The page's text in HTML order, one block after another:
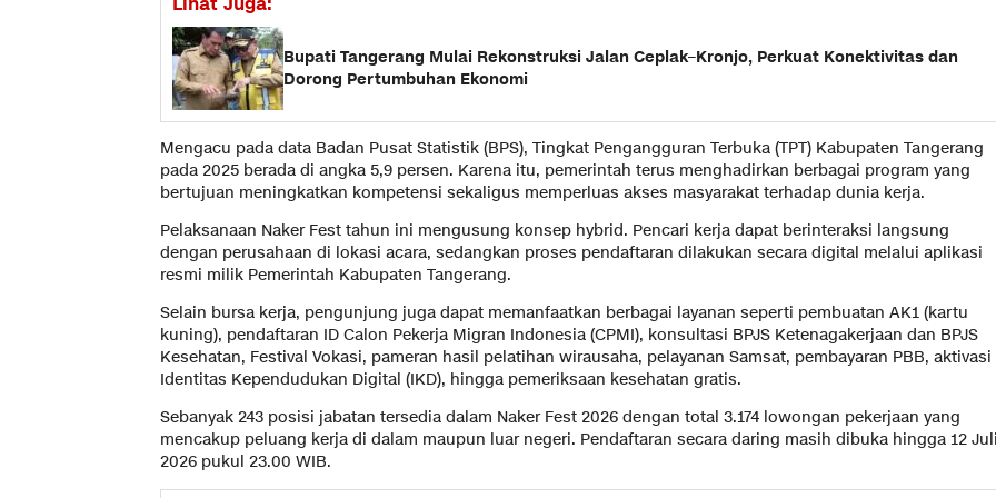
Bupati Tangerang Mulai Rekonstruksi Jalan Ceplak–Kronjo, Perkuat Konektivitas dan
Dorong Pertumbuhan Ekonomi
Mengacu pada data Badan Pusat Statistik (BPS), Tingkat Pengangguran Terbuka (TPT) Kabupaten Tangerang
pada 2025 berada di angka 5,9 persen. Karena itu, pemerintah terus menghadirkan berbagai program yang
bertujuan meningkatkan kompetensi sekaligus memperluas akses masyarakat terhadap dunia kerja.
Pelaksanaan Naker Fest tahun ini mengusung konsep hybrid. Pencari kerja dapat berinteraksi langsung
dengan perusahaan di lokasi acara, sedangkan proses pendaftaran dilakukan secara digital melalui aplikasi
resmi milik Pemerintah Kabupaten Tangerang.
Selain bursa kerja, pengunjung juga dapat memanfaatkan berbagai layanan seperti pembuatan AK1 (kartu
kuning), pendaftaran ID Calon Pekerja Migran Indonesia (CPMI), konsultasi BPJS Ketenagakerjaan dan BPJS
Kesehatan, Festival Vokasi, pameran hasil pelatihan wirausaha, pelayanan Samsat, pembayaran PBB, aktivasi
Identitas Kependudukan Digital (IKD), hingga pemeriksaan kesehatan gratis.
Sebanyak 243 posisi jabatan tersedia dalam Naker Fest 2026 dengan total 3.174 lowongan pekerjaan yang
mencakup peluang kerja di dalam maupun luar negeri. Pendaftaran secara daring masih dibuka hingga 12 Juli
2026 pukul 23.00 WIB.